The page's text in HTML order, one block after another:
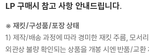
LP 구매시 참고 사항 안내드립니다.
※ 재킷/구성품/포장 상태
1) 제작/배송 과정에 따라 경미한 재킷 주름, 모서
외관상 불량 확인되는 상품을 개봉 시엔 반품/교환